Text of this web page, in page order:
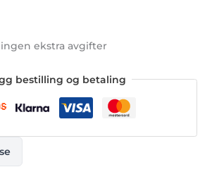
ekstra avgifter
bestilling og betaling